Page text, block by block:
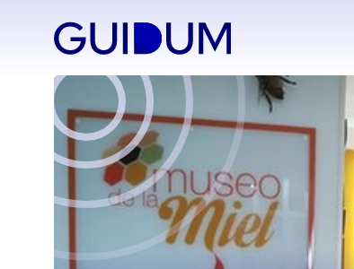
contenido